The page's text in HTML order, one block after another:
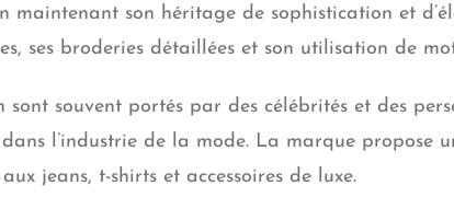
maintenant son héritage de sophistication et
ses broderies détaillées et son utilisation de
sont souvent portés par des célébrités et des
l’industrie de la mode. La marque propose
jeans, t-shirts et accessoires de luxe.